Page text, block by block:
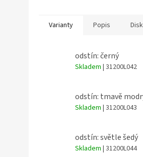
Varianty Popis
odstín: černý
Skladem | 31200L042
odstín: tmavě
Skladem | 31200L043
odstín: světle šedý
Skladem | 31200L044